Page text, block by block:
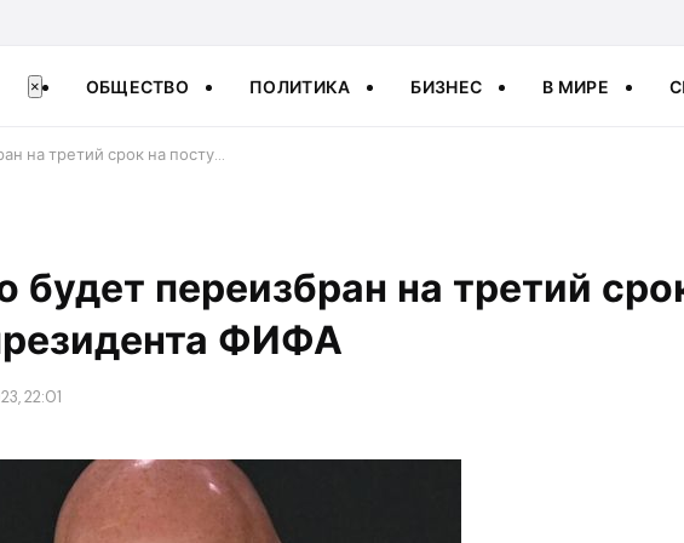
× ОБЩЕСТВО ПОЛИТИКА БИЗНЕС В МИРЕ
на третий срок на посту…
будет переизбран на третий
ФИФА
22:01